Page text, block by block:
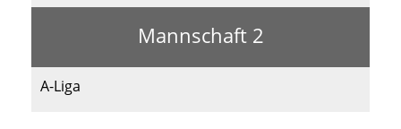
Mannschaft 2
A-Liga